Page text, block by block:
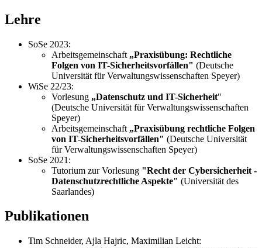
Lehre
SoSe 2023:
Arbeitsgemeinschaft „Praxisübung: Rechtliche
Folgen von IT-Sicherheitsvorfällen" (Deutsche
Universität für Verwaltungswissenschaften Speyer)
WiSe 22/23:
Vorlesung „Datenschutz und IT-Sicherheit"
(Deutsche Universität für Verwaltungswissenschaften
Speyer)
Arbeitsgemeinschaft „Praxisübung rechtliche Folgen
von IT-Sicherheitsvorfällen" (Deutsche Universität
für Verwaltungswissenschaften Speyer)
SoSe 2021:
Tutorium zur Vorlesung "Recht der Cybersicherheit -
Datenschutzrechtliche Aspekte" (Universität des
Saarlandes)
Publikationen
Tim Schneider, Ajla Hajric, Maximilian Leicht: